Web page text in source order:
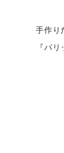
手作り
『パ